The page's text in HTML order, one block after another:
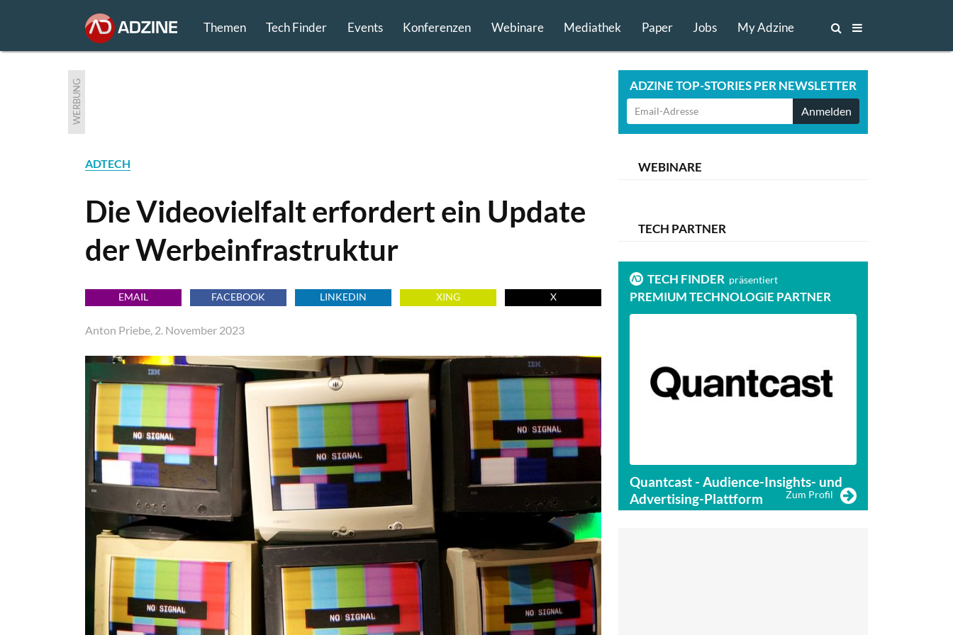
Themen Tech Finder Events Konferenzen Webinare Mediathek Paper Jobs My Adzine
WERBUNG ADZINE TOP-STORIES PER NEWSLETTER
Anmelden
ADTECH
Die Videovielfalt erfordert ein Update
der Werbeinfrastruktur
EMAIL FACEBOOK LINKEDIN XING X
Anton Priebe, 2. November 2023
WEBINARE
TECH PARTNER
TECH FINDER präsentiert
PREMIUM TECHNOLOGIE PARTNER
Quantcast - Audience-Insights- und
Advertising-Plattform
Zum Profil
PREMIUM TECHNOLOGIE PARTNER
GumGum - Plattform für contextual
High-Impact-Werbung